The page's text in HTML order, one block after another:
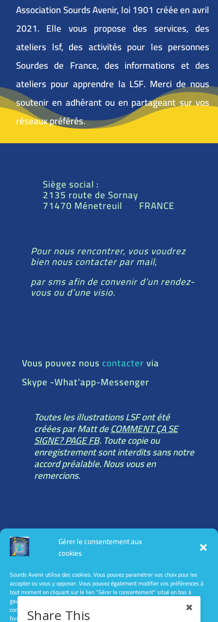
Gérer le consentement aux
cookies
Sourds Avenir utilise des cookies. Vous pouvez paramétrer vos choix pour les
accepter ou vous y opposer. Vous pouvez également modifier vos préférences à
tout moment en cliquant sur le lien "Gérer le consentement" situé en bas à
gauche des pages de ce site. Le fait de ne pas consentir ou de retirer son
consentement peut avoir un effet négatif sur certaines caractéristiques et
fonctions.
Association Sourds Avenir, loi 1901 créée en avril
2021. Elle vous propose des services, des
ateliers lsf, des activités pour les personnes
Sourdes de France, des informations et des
ateliers pour apprendre la LSF. Merci de nous
soutenir en adhérant ou en partageant sur vos
réseaux préférés.
Siège social :
2135 route de Sornay
71470 Ménetreuil FRANCE
Pour nous rencontrer, vous voudrez
bien nous contacter par mail,
par sms afin de convenir d’un rendez-
vous ou d’une visio.
Vous pouvez nous contactervia
Skype -What’app-Messenger
Toutes les illustrations LSF ont été
créées par Matt deCOMMENT ÇA SE
SIGNE? PAGE FB. Toute copie ou
enregistrement sont interdits sans notre
accord préalable. Nous vous en
remercions.
Toutes les informations légales :
mentions légales
conditions générales de vente
Politique de confidentialité
Share This